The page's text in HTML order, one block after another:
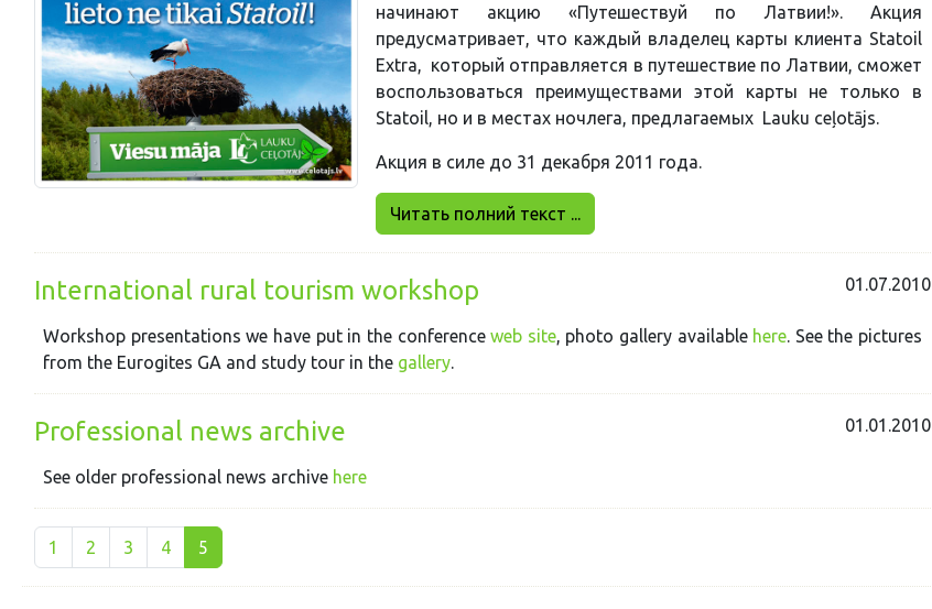
начинают акцию «Путешествуй по Латвии!». Акция
предусматривает, что каждый владелец карты клиента Statoil
Extra, который отправляется в путешествие по Латвии, сможет
воспользоваться преимуществами этой карты не только в
Statoil, но и в местах ночлега, предлагаемых Lauku ceļotājs.
Акция в силе до 31 декабря 2011 года.
Читать полний текст ...
International rural tourism workshop 01.07.2010
Workshop presentations we have put in the conferenceweb site, photo gallery available here. See the pictures
from the Eurogites GA and study tour in the gallery.
Professional news archive 01.01.2010
See older professional news archive here
1 2 3 4 5